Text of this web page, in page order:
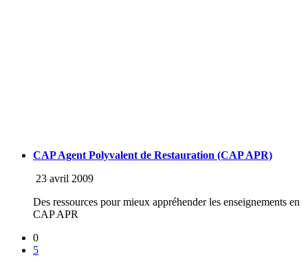
CAP Agent Polyvalent de Restauration (CAP APR)
23 avril 2009
Des ressources pour mieux appréhender les enseignements en
CAP APR
0
5